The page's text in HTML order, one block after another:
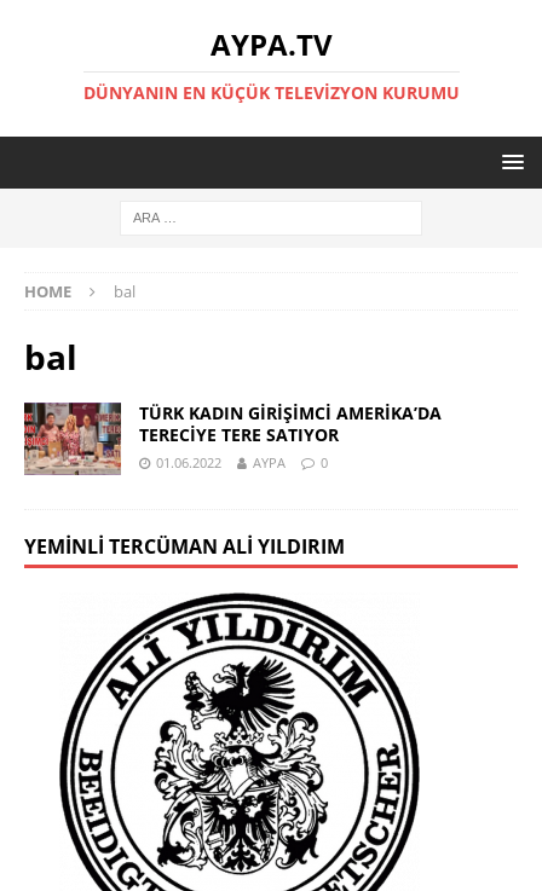
AYPA.TV
DÜNYANIN EN KÜÇÜK TELEVIZYON KURUMU
HOME bal
bal
TÜRK KADIN GİRİŞİMCİ AMERİKA’DA
TERECİYE TERE SATIYOR
01.06.2022 AYPA 0
YEMINLI TERCÜMAN ALI YILDIRIM